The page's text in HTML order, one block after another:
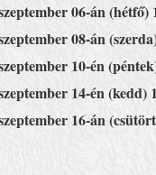
06-án (hétfő)
08-án
10-én
14-én (kedd)
16-án